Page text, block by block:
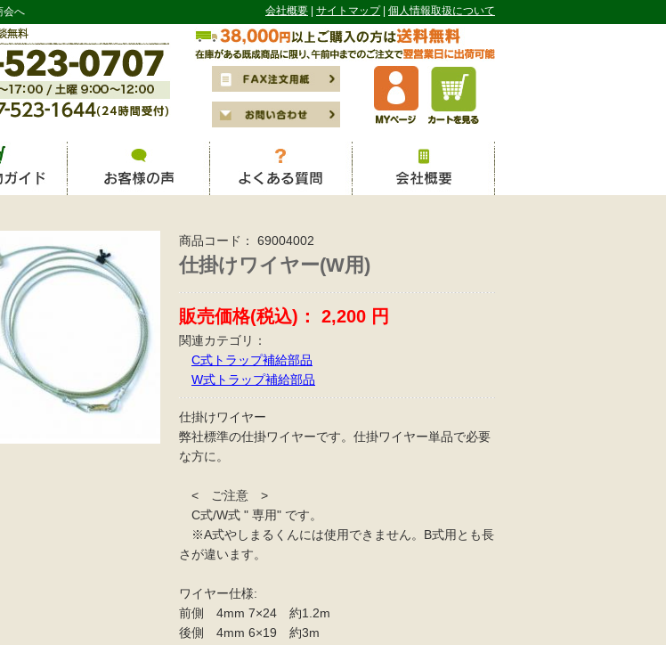
会へ 会社概要 サイトマップ 個人情報取扱について
商品コード： 69004002
仕掛けワイヤー(W用)
販売価格(税込)： 2,200 円
関連カテゴリ：
C式トラップ補給部品
W式トラップ補給部品
仕掛けワイヤー
弊社標準の仕掛ワイヤーです。仕掛ワイヤー単品で必要
な方に。
< ご注意 >
C式/W式 " 専用" です。
※A式やしまるくんには使用できません。B式用とも長
さが違います。
ワイヤー仕様:
前側 4mm 7×24 約1.2m
後側 4mm 6×19 約3m